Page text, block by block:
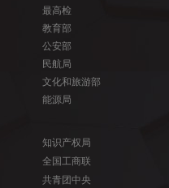
最高检
教育部
公安部
民航局
文化和旅游部
能源局
知识产权局
全国工商联
共青团中央